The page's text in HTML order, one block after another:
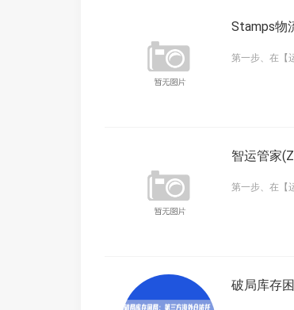
Stamps物
第一步、在【
智运管家
第一步、在【
破局库存